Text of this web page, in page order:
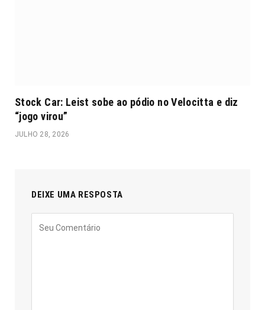
Stock Car: Leist sobe ao pódio no Velocitta e diz
“jogo virou”
JULHO 28, 2026
DEIXE UMA RESPOSTA